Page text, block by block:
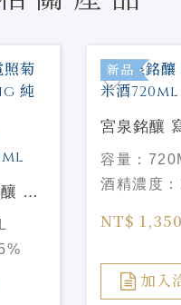
電
新品
宮泉銘釀
酒720ml
容量：
酒精濃度：
NT$ 1,350
加入